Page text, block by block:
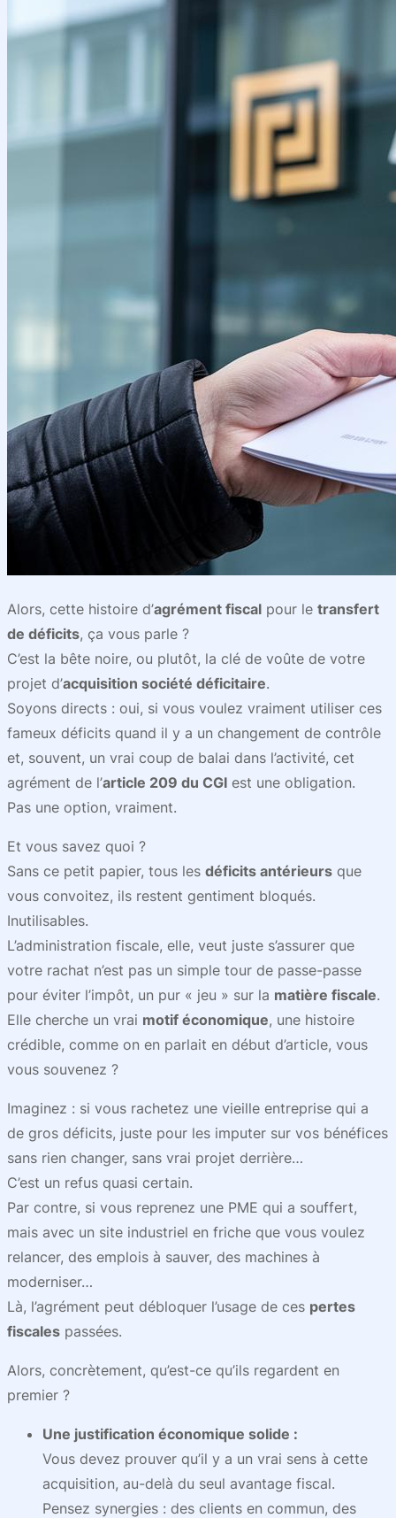
Alors, cette histoire d’agrément fiscal pour le transfert
de déficits, ça vous parle ?
C’est la bête noire, ou plutôt, la clé de voûte de votre
projet d’acquisition société déficitaire.
Soyons directs : oui, si vous voulez vraiment utiliser ces
fameux déficits quand il y a un changement de contrôle
et, souvent, un vrai coup de balai dans l’activité, cet
agrément de l’article 209 du CGI est une obligation.
Pas une option, vraiment.
Et vous savez quoi ?
Sans ce petit papier, tous les déficits antérieurs que
vous convoitez, ils restent gentiment bloqués.
Inutilisables.
L’administration fiscale, elle, veut juste s’assurer que
votre rachat n’est pas un simple tour de passe-passe
pour éviter l’impôt, un pur « jeu » sur la matière fiscale.
Elle cherche un vrai motif économique, une histoire
crédible, comme on en parlait en début d’article, vous
vous souvenez ?
Imaginez : si vous rachetez une vieille entreprise qui a
de gros déficits, juste pour les imputer sur vos bénéfices
sans rien changer, sans vrai projet derrière…
C’est un refus quasi certain.
Par contre, si vous reprenez une PME qui a souffert,
mais avec un site industriel en friche que vous voulez
relancer, des emplois à sauver, des machines à
moderniser…
Là, l’agrément peut débloquer l’usage de ces pertes
fiscales passées.
Alors, concrètement, qu’est-ce qu’ils regardent en
premier ?
Une justification économique solide :
Vous devez prouver qu’il y a un vrai sens à cette
acquisition, au-delà du seul avantage fiscal.
Pensez synergies : des clients en commun, des